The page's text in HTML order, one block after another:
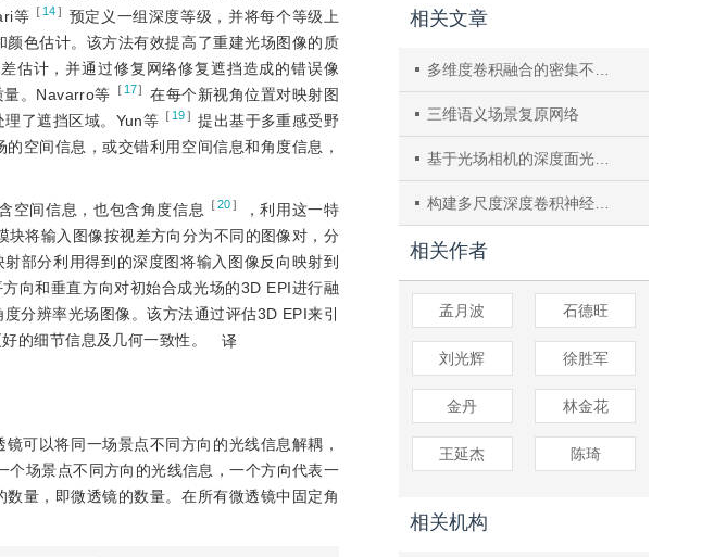
等 ［ 14］ 预定义一组深度等级，并将每个等级上
色估计。该方法有效提高了重建光场图像的质
估计，并通过修复网络修复遮挡造成的错误像
量。Navarro等 ［ 17］ 在每个新视角位置对映射图
了遮挡区域。Yun等 ［ 19］提出基于多重感受野
空间信息，或交错利用空间信息和角度信息，
空间信息，也包含角度信息 ［20］
，利用这一特
将输入图像按视差方向分为不同的图像对，分
部分利用得到的深度图将输入图像反向映射到
向和垂直方向对初始合成光场的3D EPI进行融
分辨率光场图像。该方法通过评估3D EPI来引
的细节信息及几何一致性。
译
可以将同一场景点不同方向的光线信息解耦，
个场景点不同方向的光线信息，一个方向代表一
量，即微透镜的数量。在所有微透镜中固定角
相关文章
多维度卷积融合的密集不规则文本检测
三维语义场景复原网络
基于光场相机的深度面光场计算重构
构建多尺度深度卷积神经网络行为识别模型
相关作者
孟月波 石德旺
刘光辉 徐胜军
金丹 林金花
王延杰 陈琦
相关机构